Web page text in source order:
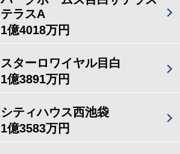
テラスA
1億4018万円
スターロワイヤル目白
1億3891万円
シティハウス西池袋
1億3583万円